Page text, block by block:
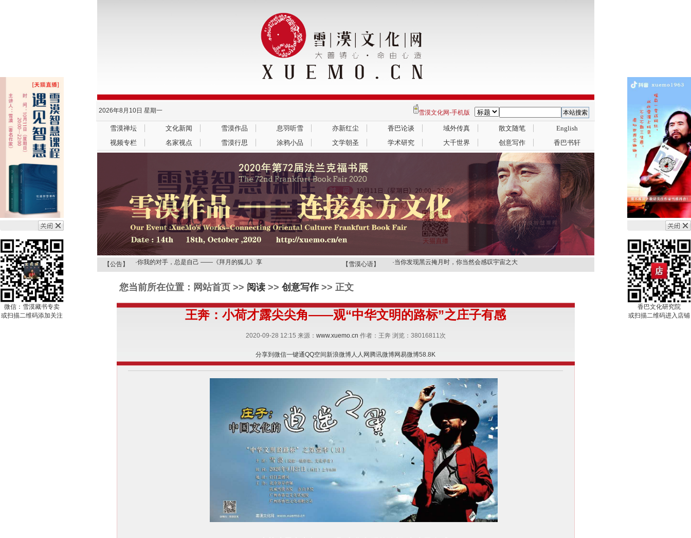
2026年8月10日 星期一 雪漠文化网-手机版
雪漠禅坛 文化新闻 雪漠作品 息羽听雪 亦新红尘 香巴论谈 域外传真 散文随笔
English
视频专栏
名家视点 雪漠行思 涂鸦小品 文学朝圣 学术研究 大千世界 创意写作 香巴书轩
【公告】
·雪漠文化网 智慧更清凉！
·你我的对手，总是自己 ——《拜月的狐儿》享
· 在诗歌的季节走进“春天”——《拜月的狐儿
《野狐岭》探秘之——给梦想一次选择的机会
《野狐岭》探秘之——解读木鱼爸忧伤的眼神
·你我的对手，总是自己 ——《拜月的狐儿》享
《拜月的狐儿——雪漠的情诗或道歌》，读诗
《野狐岭》探秘之——给梦想一次选择的机会
《野狐岭》探秘之——骆驼的启示
【雪漠心语】
你眼里的世界是天堂，那就是天堂
·当你发现黑云掩月时，你当然会感叹宇宙之大
· 领受狮子乳的，必须是上等的容器。
·你舍不得用念头去打扰它
·你眼里的世界是天堂，那就是天堂
·当你发现黑云掩月时，你当然会感叹宇宙之大
·当你的心成为观音时，你才具有观音的品德。
【雪漠心语】要想改变别人，先从改变自己开
【雪漠心语】上天派了你来，对我进行着一种
领受狮子乳的，必须是上等的容器。
·一切欲望都像梦一样，很快就会过去。
你舍不得用念头去打扰它
微信：雪漠藏书专卖
或扫描二维码添加关注
香巴文化研究院
或扫描二维码进入店铺
您当前所在位置：网站首页 >> 阅读>> 创意写作>> 正文
王奔：小荷才露尖尖角——观“中华文明的路标”之庄子有感
2020-09-28 12:15 来源： www.xuemo.cn 作者：王奔 浏览： 38016811次
分享到 微信一键通QQ空间新浪微博人人网 腾讯微博网易微博58.8K